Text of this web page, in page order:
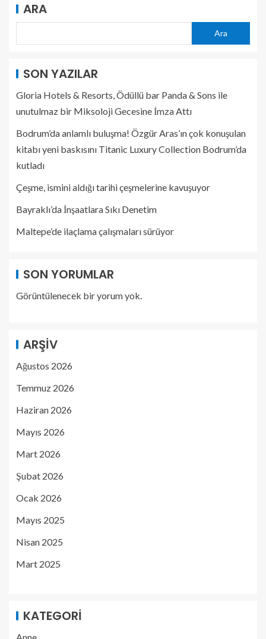
ARA
Ara
SON YAZILAR
Gloria Hotels & Resorts, Ödüllü bar Panda & Sons ile
unutulmaz bir Miksoloji Gecesine İmza Attı
Bodrum’da anlamlı buluşma! Özgür Aras’ın çok konuşulan
kitabı yeni baskısını Titanic Luxury Collection Bodrum’da
kutladı
Çeşme, ismini aldığı tarihi çeşmelerine kavuşuyor
Bayraklı’da İnşaatlara Sıkı Denetim
Maltepe’de ilaçlama çalışmaları sürüyor
SON YORUMLAR
Görüntülenecek bir yorum yok.
ARŞIV
Ağustos 2026
Temmuz 2026
Haziran 2026
Mayıs 2026
Mart 2026
Şubat 2026
Ocak 2026
Mayıs 2025
Nisan 2025
Mart 2025
KATEGORI